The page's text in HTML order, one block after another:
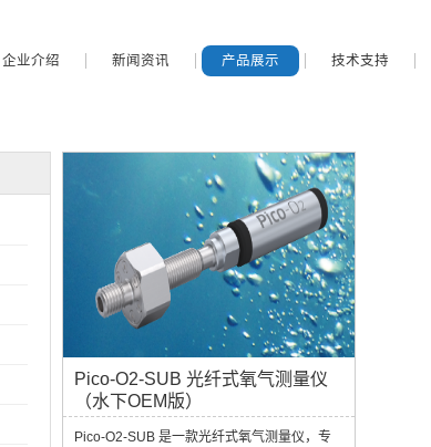
企业介绍 新闻资讯 产品展示 技术支持
Pico-O2-SUB 光纤式氧气测量仪
（水下OEM版）
Pico-O2-SUB 是一款光纤式氧气测量仪，专